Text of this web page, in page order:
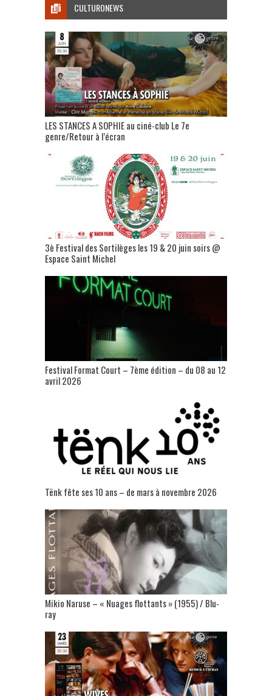
CULTURONEWS
LES STANCES A SOPHIE au ciné-club Le 7e
genre/Retour à l’écran
3è Festival des Sortilèges les 19 & 20 juin soirs @
Espace Saint Michel
Festival Format Court – 7ème édition – du 08 au 12
avril 2026
Tënk fête ses 10 ans – de mars à novembre 2026
Mikio Naruse – « Nuages flottants » (1955) / Blu-
ray